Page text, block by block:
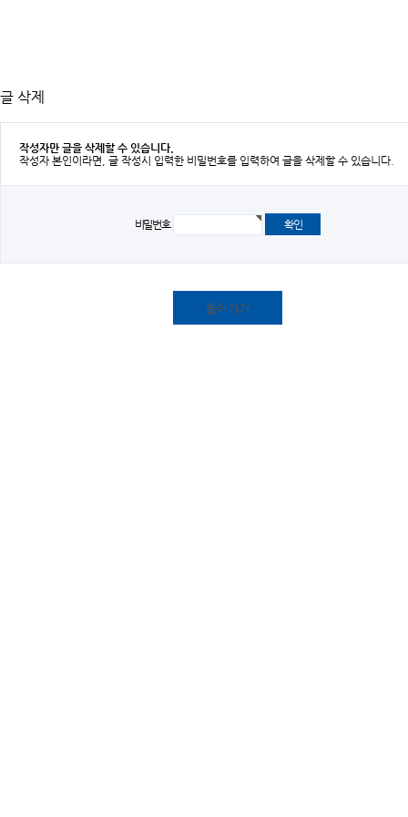
글 삭제
작성자만 글을 삭제할 수 있습니다.
작성자 본인이라면, 글 작성시 입력한 비밀번호를 입력하여 글을 삭제할 수 있습니다.
비밀번호
돌아가기